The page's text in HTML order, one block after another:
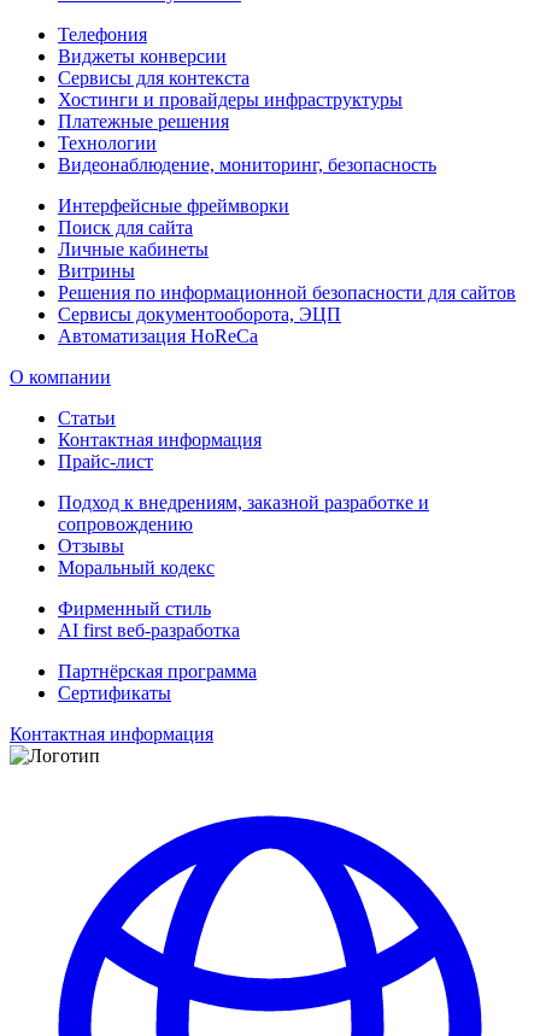
Телефония
Виджеты конверсии
Сервисы для контекста
Хостинги и провайдеры инфраструктуры
Платежные решения
Технологии
Видеонаблюдение, мониторинг, безопасность
Интерфейсные фреймворки
Поиск для сайта
Личные кабинеты
Витрины
Решения по информационной безопасности для сайтов
Сервисы документооборота, ЭЦП
Автоматизация HoReCa
О компании
Статьи
Контактная информация
Прайс-лист
Подход к внедрениям, заказной разработке и
сопровождению
Отзывы
Моральный кодекс
Фирменный стиль
AI first веб-разработка
Партнёрская программа
Сертификаты
Контактная информация